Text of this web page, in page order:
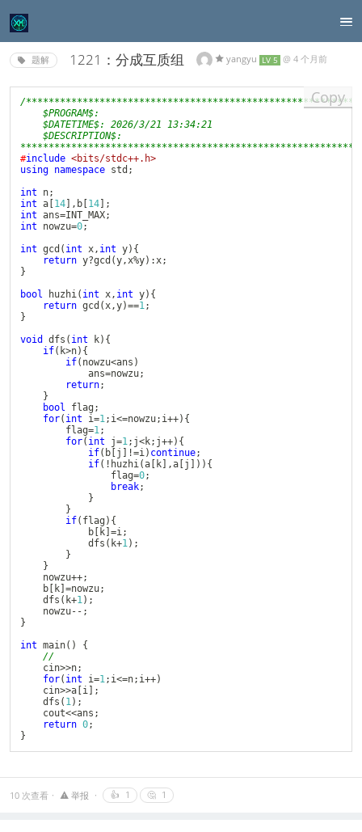
题解 1221：分成互质组 yangyu LV 5 @4 个月前
/
    $PROGRAM$:
    $DATETIME$: 2026/3/21 13:34:21
    $DESCRIPTION$:
#include <bits/stdc++.h>
using namespace std ;
int n;
int a[ 14] , b[ 14]
;
int ans=INT_MAX;
int nowzu=0;
int gcd ( int x, int y) {
return y?gcd (y,x%y) :x;
}
bool
huzhi( int x, int y) {
return gcd (x,y)==1;
}
void
dfs ( int k) {
if( k>n) {
if( nowzu<ans )
			ans
=nowzu;
return;
}
bool flag ;
for( int i=1; i<=nowzu; i++) {
		flag
=1;
for( int j=1; j<k; j++) {
if( b[ j !=i) continue;
if( ! huzhi(a[ k] ,a[ j ) ) {
				flag
=0;
break;
}
}
if( flag ) {
			b
[ k] =i;
dfs ( k+1) ;
}
}
	nowzu
++;
	b
[ k] =nowzu;
dfs ( k+1) ;
	nowzu
-- ;
}
int main( )
{
//
    cin
>>n;
for( int i=1; i<=n; i++)
    cin
>>a[ i]
;
dfs ( 1) ;
    cout
<<ans ;
return 0;
}
Copy
10 次查看 举报 👍 1 🤔 1